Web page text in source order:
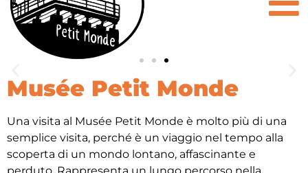
Ricoprire la natura
Rilassati in un luogo incantevole,
in armonia con la natura.
Musée Petit Monde
Una visita al Musée Petit Monde è molto più di una
semplice visita, perché è un viaggio nel tempo alla
scoperta di un mondo lontano, affascinante e